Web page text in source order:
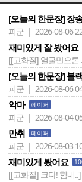
[오늘의 한문장] 장
피군 | 2026-08-06
재미있게 잘 봤어요
[[고화질] 얼굴만으론
[오늘의 한문장] 블
피군 | 2026-08-06
악마 페이퍼
피군 | 2026-08-04
만취 페이퍼
피군 | 2026-08-03
재미있게 봤어요
[[고화질] 크다! 힘내..]